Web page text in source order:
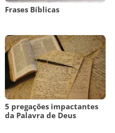
Frases Bíblicas
5 pregações impactantes
da Palavra de Deus